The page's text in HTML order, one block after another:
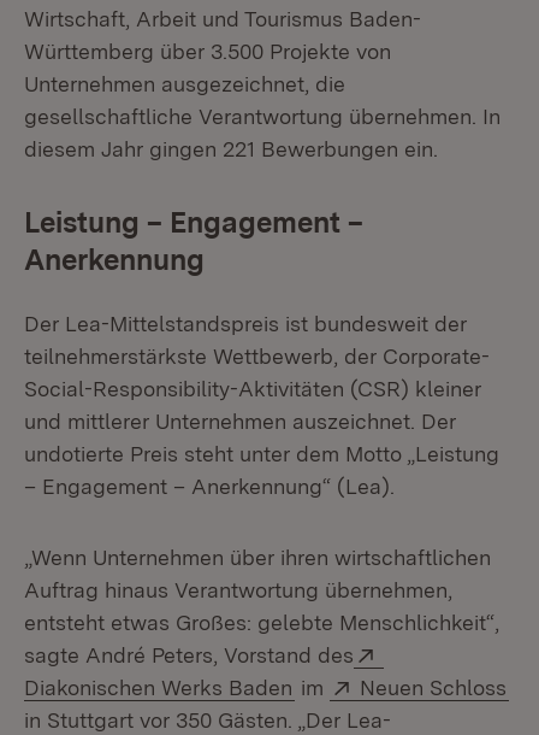
Wirtschaft, Arbeit und Tourismus Baden-
Württemberg über 3.500 Projekte von
Unternehmen ausgezeichnet, die
gesellschaftliche Verantwortung übernehmen. In
diesem Jahr gingen 221 Bewerbungen ein.
Leistung – Engagement –
Anerkennung
Der Lea-Mittelstandspreis ist bundesweit der
teilnehmerstärkste Wettbewerb, der Corporate-
Social-Responsibility-Aktivitäten (CSR) kleiner
und mittlerer Unternehmen auszeichnet. Der
undotierte Preis steht unter dem Motto „Leistung
– Engagement – Anerkennung“ (Lea).
„Wenn Unternehmen über ihren wirtschaftlichen
Auftrag hinaus Verantwortung übernehmen,
entsteht etwas Großes: gelebte Menschlichkeit“,
sagte André Peters, Vorstand des
Diakonischen Werks Baden (Öffnet in neuem
im Extern:
Neuen Schloss
in Stuttgart vor 350 Gästen. „Der Lea-